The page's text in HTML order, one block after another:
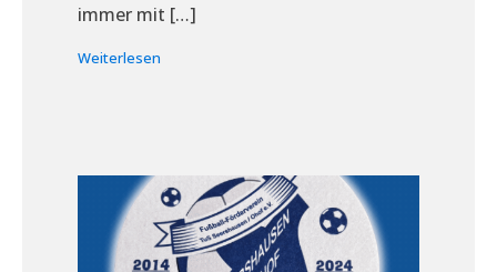
immer mit […]
Weiterlesen